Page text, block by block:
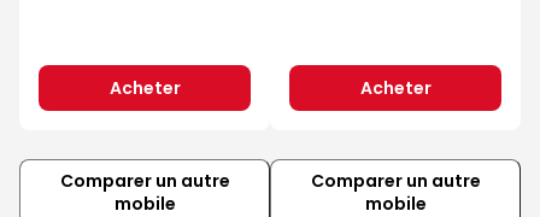
Acheter Acheter
Comparer un autre
mobile
Comparer un autre
mobile